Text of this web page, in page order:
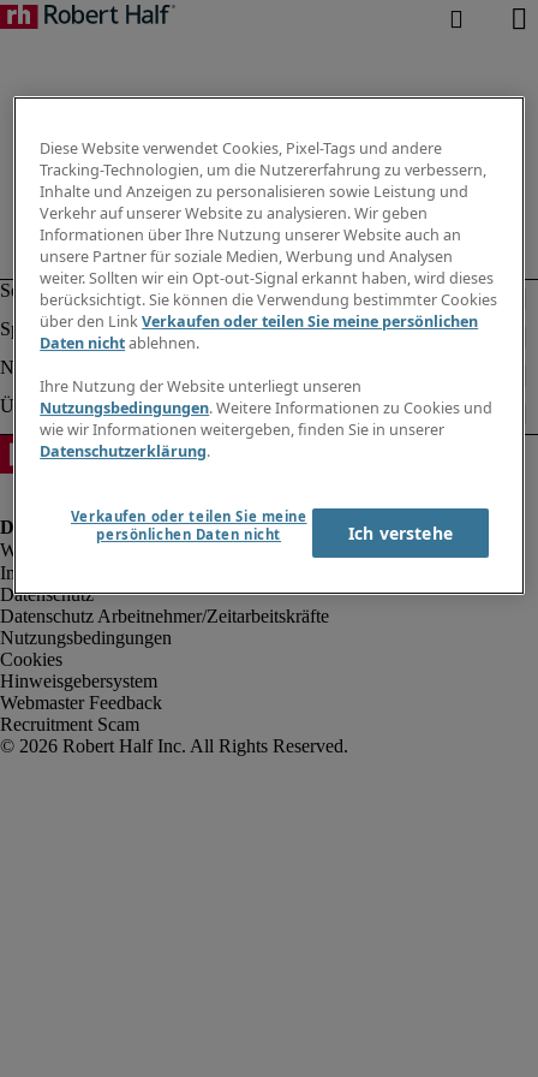
Impressum
Datenschutz
Datenschutz Arbeitnehmer/Zeitarbeitskräfte
Nutzungsbedingungen
Cookies
Hinweisgebersystem
Webmaster Feedback
Recruitment Scam
Diese Website verwendet Cookies, Pixel-Tags und andere
Tracking-Technologien, um die Nutzererfahrung zu verbessern,
Inhalte und Anzeigen zu personalisieren sowie Leistung und
Verkehr auf unserer Website zu analysieren. Wir geben
Informationen über Ihre Nutzung unserer Website auch an
unsere Partner für soziale Medien, Werbung und Analysen
weiter. Sollten wir ein Opt-out-Signal erkannt haben, wird dieses
berücksichtigt. Sie können die Verwendung bestimmter Cookies
über den LinkVerkaufen oder teilen Sie meine persönlichen
Daten nichtablehnen.
Ihre Nutzung der Website unterliegt unseren
Nutzungsbedingungen. Weitere Informationen zu Cookies und
wie wir Informationen weitergeben, finden Sie in unserer
Datenschutzerklärung.
Verkaufen oder teilen Sie meine
persönlichen Daten nicht
Ich verstehe